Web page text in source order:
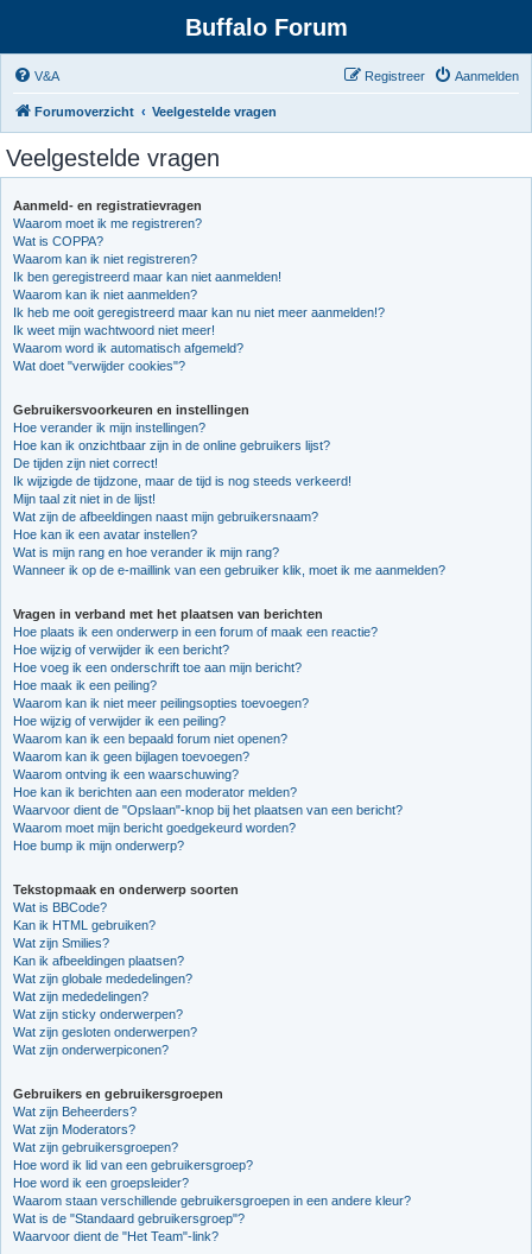
Buffalo Forum
V&A Aanmelden
Registreer
Forumoverzicht Veelgestelde vragen
Veelgestelde vragen
Aanmeld- en registratievragen
Waarom moet ik me registreren?
Wat is COPPA?
Waarom kan ik niet registreren?
Ik ben geregistreerd maar kan niet aanmelden!
Waarom kan ik niet aanmelden?
Ik heb me ooit geregistreerd maar kan nu niet meer aanmelden!?
Ik weet mijn wachtwoord niet meer!
Waarom word ik automatisch afgemeld?
Wat doet "verwijder cookies"?
Gebruikersvoorkeuren en instellingen
Hoe verander ik mijn instellingen?
Hoe kan ik onzichtbaar zijn in de online gebruikers lijst?
De tijden zijn niet correct!
Ik wijzigde de tijdzone, maar de tijd is nog steeds verkeerd!
Mijn taal zit niet in de lijst!
Wat zijn de afbeeldingen naast mijn gebruikersnaam?
Hoe kan ik een avatar instellen?
Wat is mijn rang en hoe verander ik mijn rang?
Wanneer ik op de e-maillink van een gebruiker klik, moet ik me aanmelden?
Vragen in verband met het plaatsen van berichten
Hoe plaats ik een onderwerp in een forum of maak een reactie?
Hoe wijzig of verwijder ik een bericht?
Hoe voeg ik een onderschrift toe aan mijn bericht?
Hoe maak ik een peiling?
Waarom kan ik niet meer peilingsopties toevoegen?
Hoe wijzig of verwijder ik een peiling?
Waarom kan ik een bepaald forum niet openen?
Waarom kan ik geen bijlagen toevoegen?
Waarom ontving ik een waarschuwing?
Hoe kan ik berichten aan een moderator melden?
Waarvoor dient de "Opslaan"-knop bij het plaatsen van een bericht?
Waarom moet mijn bericht goedgekeurd worden?
Hoe bump ik mijn onderwerp?
Tekstopmaak en onderwerp soorten
Wat is BBCode?
Kan ik HTML gebruiken?
Wat zijn Smilies?
Kan ik afbeeldingen plaatsen?
Wat zijn globale mededelingen?
Wat zijn mededelingen?
Wat zijn sticky onderwerpen?
Wat zijn gesloten onderwerpen?
Wat zijn onderwerpiconen?
Gebruikers en gebruikersgroepen
Wat zijn Beheerders?
Wat zijn Moderators?
Wat zijn gebruikersgroepen?
Hoe word ik lid van een gebruikersgroep?
Hoe word ik een groepsleider?
Waarom staan verschillende gebruikersgroepen in een andere kleur?
Wat is de "Standaard gebruikersgroep"?
Waarvoor dient de "Het Team"-link?